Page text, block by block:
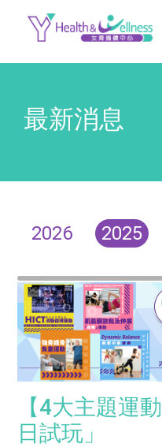
最新消息
2026 2025
【4大主題運
日試玩」